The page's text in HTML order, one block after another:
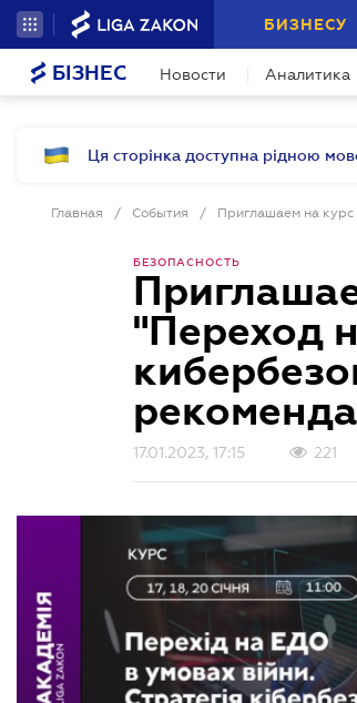
БИЗНЕСУ
БІЗНЕС Новости Аналитика
Ця сторінка доступна рідною
Главная / События /
БЕЗОПАСНОСТЬ
"Переход
17.01.2023, 17:15 221